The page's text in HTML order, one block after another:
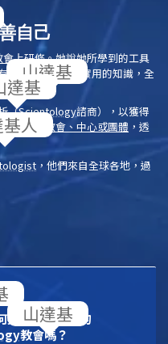
自己
會上研修。她說她所學到的工具
低潮》。她獲得實用的知識，全
（Scientology諮商），以獲得
教會、中心或團體 ，透
，他們來自全球各地，過
息
找到離你最近的
教會嗎？